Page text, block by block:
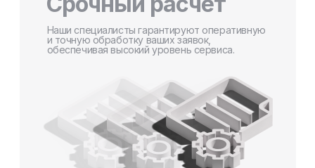
Наши специалисты гарантируют оперативную
и точную обработку ваших заявок,
обеспечивая высокий уровень сервиса.